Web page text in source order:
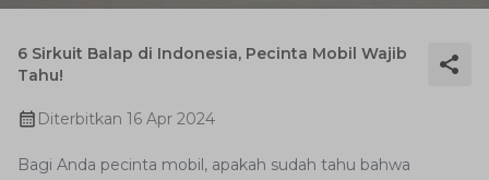
6 Sirkuit Balap di Indonesia, Pecinta Mobil Wajib
Tahu!
Diterbitkan 16 Apr 2024
Bagi Anda pecinta mobil, apakah sudah tahu bahwa